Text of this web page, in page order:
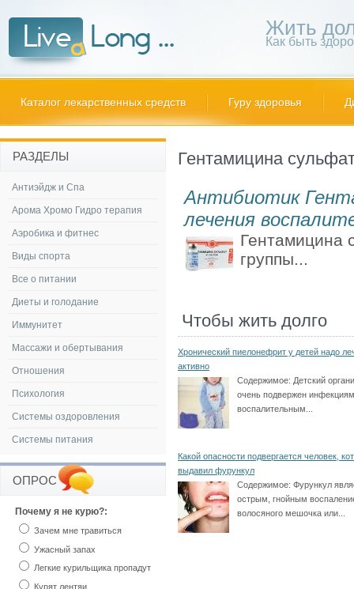
Жить
Как быть
Каталог лекарственных средств Гуру здоровья
Гентамицина
Антибиотик
лечения
Гентамицина
группы...
Чтобы жить долго
Хронический пиелонефрит у детей надо
активно
Содержимое: Детский
очень подвержен
воспалительным...
Какой опасности подвергается человек,
выдавил фурункул
Содержимое: Фурункул
острым, гнойным
волосяного мешочка или...
РАЗДЕЛЫ
Антиэйдж и Спа
Арома Хромо Гидро терапия
Аэробика и фитнес
Виды спорта
Все о питании
Диеты и голодание
Иммунитет
Массажи и обертывания
Отношения
Психология
Системы оздоровления
Системы питания
ОПРОС
Почему я не курю?:
Зачем мне травиться
Ужасный запах
Легкие курильщика пропадут
Курят лентяи